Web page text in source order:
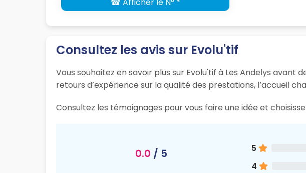
☎ Afficher le N° *
Consultez les avis sur Evolu'tif
Vous souhaitez en savoir plus sur Evolu'tif à Les Andelys
retours d’expérience sur la qualité des prestations, l’accueil
Consultez les témoignages pour vous faire une idée et
0.0 / 5 5
4